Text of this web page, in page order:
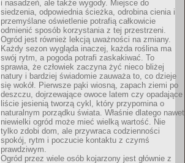
i nasadzeń, ale także wygody. Miejsce do
siedzenia, odpowiednia ścieżka, odrobina cienia i
przemyślane oświetlenie potrafią całkowicie
odmienić sposób korzystania z tej przestrzeni.
Ogród jest również lekcją uważności na zmiany.
Każdy sezon wygląda inaczej, każda roślina ma
swój rytm, a pogoda potrafi zaskakiwać. To
sprawia, że człowiek zaczyna żyć nieco bliżej
natury i bardziej świadomie zauważa to, co dzieje
się wokół. Pierwsze pąki wiosną, zapach ziemi po
deszczu, dojrzewające owoce latem czy opadające
liście jesienią tworzą cykl, który przypomina o
naturalnym porządku świata. Właśnie dlatego nawet
niewielki ogród może mieć wielką wartość. Nie
tylko zdobi dom, ale przywraca codzienności
spokój, rytm i poczucie kontaktu z czymś
prawdziwym.
Ogród przez wiele osób kojarzony jest głównie z